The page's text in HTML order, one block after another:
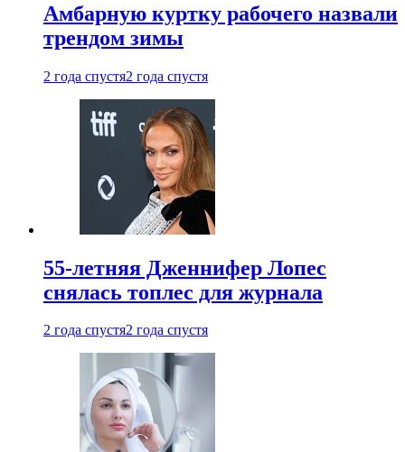
Амбарную куртку рабочего назвали
трендом зимы
2 года спустя2 года спустя
55-летняя Дженнифер Лопес
снялась топлес для журнала
2 года спустя2 года спустя